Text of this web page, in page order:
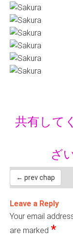
共有して
ざ
← prev chap
Leave a Reply
Your email
are marked *